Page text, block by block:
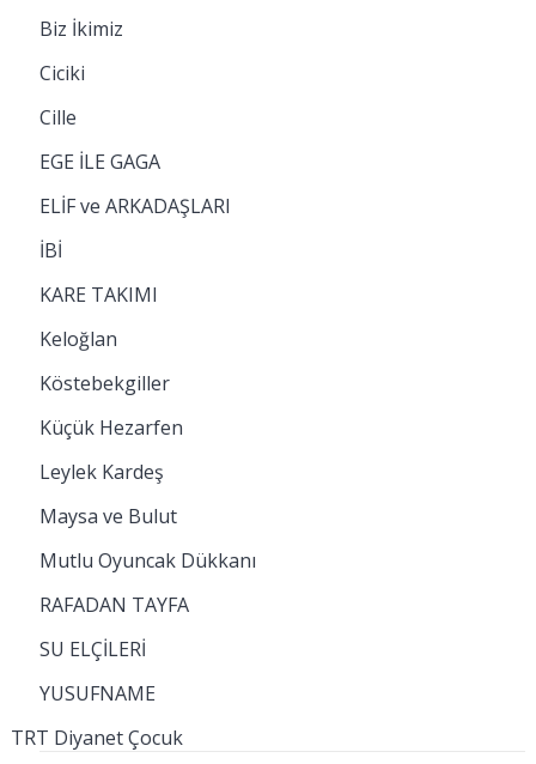
Biz İkimiz
Ciciki
Cille
EGE İLE GAGA
ELİF ve ARKADAŞLARI
İBİ
KARE TAKIMI
Keloğlan
Köstebekgiller
Küçük Hezarfen
Leylek Kardeş
Maysa ve Bulut
Mutlu Oyuncak Dükkanı
RAFADAN TAYFA
SU ELÇİLERİ
YUSUFNAME
TRT Diyanet Çocuk